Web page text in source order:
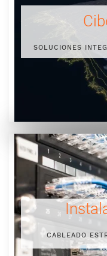
SOLUCIONES
CABLEADO